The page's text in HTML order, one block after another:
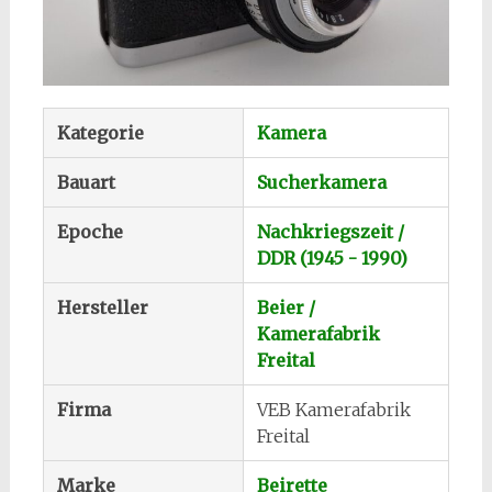
Kategorie Kamera
Bauart Sucherkamera
Epoche
Nachkriegszeit /
DDR (1945 - 1990)
Hersteller
Beier /
Kamerafabrik
Freital
Firma
VEB Kamerafabrik
Freital
Marke Beirette